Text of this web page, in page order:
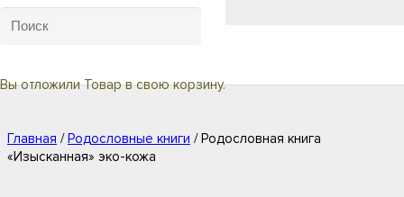
Вы отложилиТоварв свою корзину.
Главная /Родословные книги / Родословная книга
«Изысканная» эко-кожа